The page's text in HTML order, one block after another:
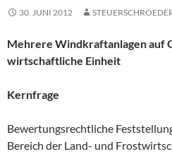
30. JUNI 2012
Mehrere Windkraftanlagen auf
wirtschaftliche Einheit
Kernfrage
Bewertungsrechtliche
Bereich der Land- und